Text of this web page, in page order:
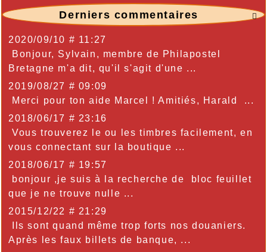

Derniers commentaires
2020/09/10 # 11:27
Bonjour, Sylvain, membre de Philapostel
Bretagne m'a dit, qu'il s'agit d'une ...
2019/08/27 # 09:09
Merci pour ton aide Marcel ! Amitiés, Harald ...
2018/06/17 # 23:16
Vous trouverez le ou les timbres facilement, en
vous connectant sur la boutique ...
2018/06/17 # 19:57
bonjour ,je suis à la recherche de bloc feuillet
que je ne trouve nulle ...
2015/12/22 # 21:29
Ils sont quand même trop forts nos douaniers.
Après les faux billets de banque, ...